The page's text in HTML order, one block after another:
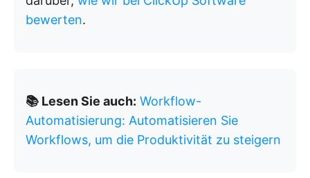
bewerten.
📚 Lesen Sie auch: Workflow-
Automatisierung: Automatisieren Sie
Workflows, um die Produktivität zu steigern